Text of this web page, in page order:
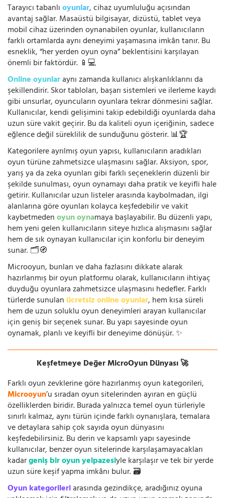
Tarayıcı tabanlıoyunlar, cihaz uyumluluğu açısından
avantaj sağlar. Masaüstü bilgisayar, dizüstü, tablet veya
mobil cihaz üzerinden oynanabilen oyunlar, kullanıcıların
farklı ortamlarda aynı deneyimi yaşamasına imkân tanır. Bu
esneklik, “her yerden oyun oyna” beklentisini karşılayan
önemli bir faktördür. 📱💻
Online oyunlaraynı zamanda kullanıcı alışkanlıklarını da
şekillendirir. Skor tabloları, başarı sistemleri ve ilerleme kaydı
gibi unsurlar, oyuncuların oyunlara tekrar dönmesini sağlar.
Kullanıcılar, kendi gelişimini takip edebildiği oyunlarda daha
uzun süre vakit geçirir. Bu da kaliteli oyun içeriğinin, sadece
eğlence değil süreklilik de sunduğunu gösterir. 📊🏆
Kategorilere ayrılmış oyun yapısı, kullanıcıların aradıkları
oyun türüne zahmetsizce ulaşmasını sağlar. Aksiyon, spor,
yarış ya da zeka oyunları gibi farklı seçeneklerin düzenli bir
şekilde sunulması, oyun oynamayı daha pratik ve keyifli hale
getirir. Kullanıcılar uzun listeler arasında kaybolmadan, ilgi
alanlarına göre oyunları kolayca keşfedebilir ve vakit
kaybetmedenoyun oynamaya başlayabilir. Bu düzenli yapı,
hem yeni gelen kullanıcıların siteye hızlıca alışmasını sağlar
hem de sık oynayan kullanıcılar için konforlu bir deneyim
sunar. 🗂️🧭
Microoyun, bunları ve daha fazlasını dikkate alarak
hazırlanmış bir oyun platformu olarak, kullanıcıların ihtiyaç
duyduğu oyunlara zahmetsizce ulaşmasını hedefler. Farklı
türlerde sunulan ücretsiz online oyunlar, hem kısa süreli
hem de uzun soluklu oyun deneyimleri arayan kullanıcılar
için geniş bir seçenek sunar. Bu yapı sayesinde oyun
oynamak, planlı ve keyifli bir deneyime dönüşür. ✨
Keşfetmeye Değer MicroOyun Dünyası 🚀
Farklı oyun zevklerine göre hazırlanmış oyun kategorileri,
Microoyun’u sıradan oyun sitelerinden ayıran en güçlü
özelliklerden biridir. Burada yalnızca temel oyun türleriyle
sınırlı kalmaz, aynı türün içinde farklı oynanışlara, temalara
ve detaylara sahip çok sayıda oyun dünyasını
keşfedebilirsiniz. Bu derin ve kapsamlı yapı sayesinde
kullanıcılar, benzer oyun sitelerinde karşılaşamayacakları
kadargeniş bir oyun yelpazesiyle karşılaşır ve tek bir yerde
uzun süre keşif yapma imkânı bulur. 🗃️
Oyun kategorileriarasında gezindikçe, aradığınız oyuna